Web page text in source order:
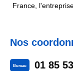
France,
Nos
Bureau 01 85